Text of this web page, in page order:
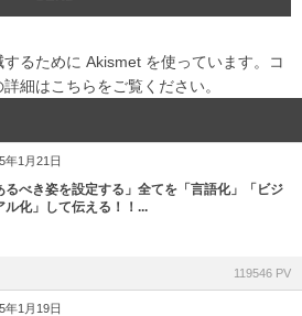
るために Akismet を使っています。
コ
細はこちらをご覧ください。
年1月21日
るべき姿を設定する」全てを「言語化」「ビジ
ル化」して伝える！！...
119546 PV
年1月19日